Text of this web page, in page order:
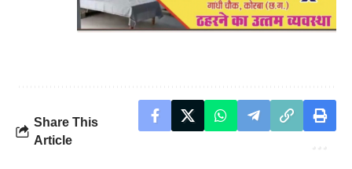
Share This
Article